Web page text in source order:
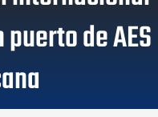
de AES